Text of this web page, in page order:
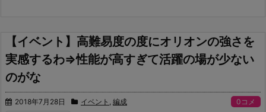
【イベント】高難易度の度にオリオンの強さを
実感するわ⇒性能が高すぎて活躍の場が少ない
のがな
2018年7月28日 イベント , 編成 0コメ